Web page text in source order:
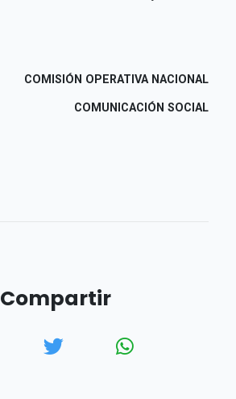
COMISIÓN OPERATIVA NACIONAL
COMUNICACIÓN SOCIAL
Compartir